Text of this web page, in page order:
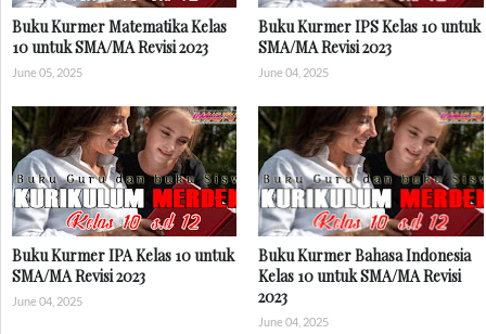
Buku Kurmer Matematika Kelas
10 untuk SMA/MA Revisi 2023
June 05, 2025
Buku Kurmer IPS Kelas 10 untuk
SMA/MA Revisi 2023
June 04, 2025
Buku Kurmer IPA Kelas 10 untuk
SMA/MA Revisi 2023
June 04, 2025
Buku Kurmer Bahasa Indonesia
Kelas 10 untuk SMA/MA Revisi
2023
June 04, 2025